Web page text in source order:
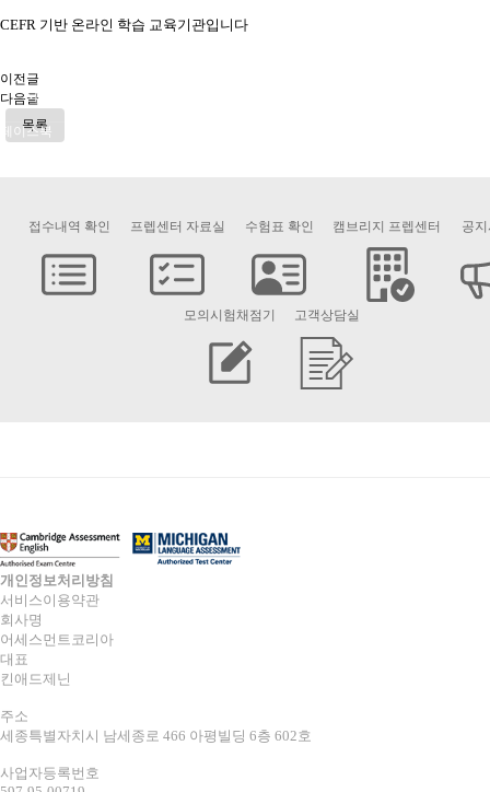
전국센터
시험응시
페이스북
CEFR 기반 온라인 학습 교육기관입니다
이전글
다음글
목록
접수내역 확인 프렙센터 자료실 수험표 확인 캠브리지 프렙센터 공
모의시험채점기 고객상담실
개인정보처리방침
서비스이용약관
회사명
어세스먼트코리아
대표
킨애드제닌
주소
세종특별자치시 남세종로 466 아평빌딩 6층 602호
사업자등록번호